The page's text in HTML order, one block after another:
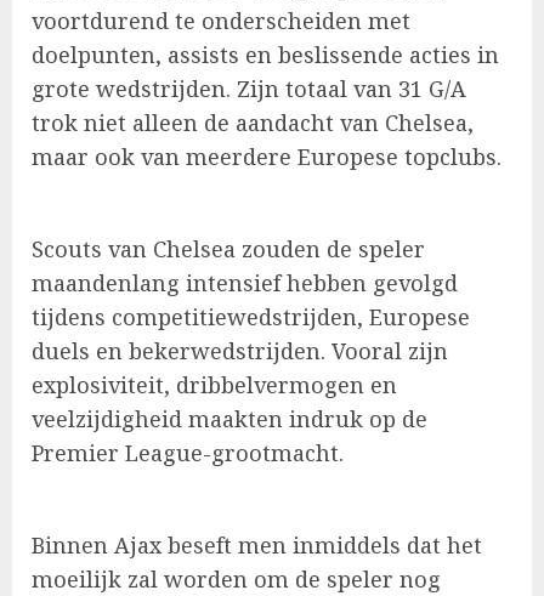
voortdurend te onderscheiden met
doelpunten, assists en beslissende acties in
grote wedstrijden. Zijn totaal van 31 G/A
trok niet alleen de aandacht van Chelsea,
maar ook van meerdere Europese topclubs.
Scouts van Chelsea zouden de speler
maandenlang intensief hebben gevolgd
tijdens competitiewedstrijden, Europese
duels en bekerwedstrijden. Vooral zijn
explosiviteit, dribbelvermogen en
veelzijdigheid maakten indruk op de
Premier League-grootmacht.
Binnen Ajax beseft men inmiddels dat het
moeilijk zal worden om de speler nog